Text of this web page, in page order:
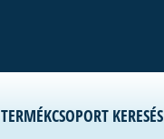
TERMÉKCSOPORT KERESÉS